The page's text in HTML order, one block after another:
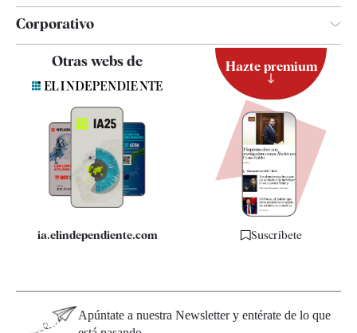
Corporativo
Contacto
Quiénes somos
Especificaciones
Otras webs de
ia.elindependiente.com
Hazte premium
Suscríbete
Apúntate a nuestra Newsletter y entérate de lo que